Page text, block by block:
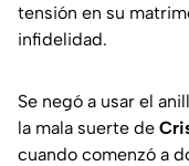
tensión en su
infidelidad.
Se negó a usar el
la mala suerte de
cuando comenzó a